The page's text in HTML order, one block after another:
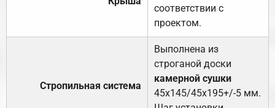
соответствии с
проектом.
Стропильная система
Выполнена из
строганой доски
камерной сушки
45х145/45х195+/-5 мм.